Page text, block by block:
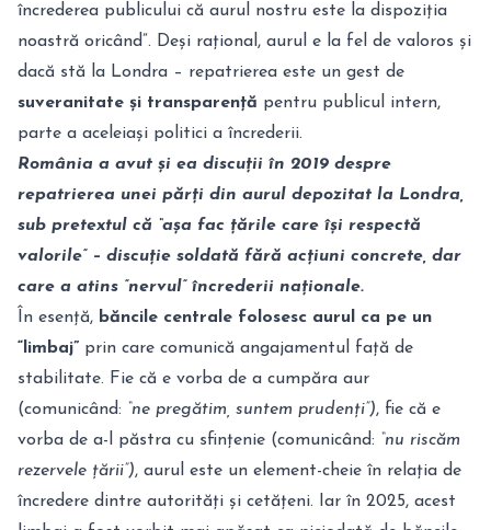
încrederea publicului că aurul nostru este la dispoziția
noastră oricând”. Deși rațional, aurul e la fel de valoros și
dacă stă la Londra – repatrierea este un gest de
suveranitate și transparență pentru publicul intern,
parte a aceleiași politici a încrederii.
România a avut și ea discuții în 2019 despre
repatrierea unei părți din aurul depozitat la Londra,
sub pretextul că “așa fac țările care își respectă
valorile” – discuție soldată fără acțiuni concrete, dar
care a atins ”nervul” încrederii naționale.
În esență, băncile centrale folosesc aurul ca pe un
“limbaj” prin care comunică angajamentul față de
stabilitate. Fie că e vorba de a cumpăra aur
(comunicând: “ne pregătim, suntem prudenți”), fie că e
vorba de a-l păstra cu sfințenie (comunicând: “nu riscăm
rezervele țării”), aurul este un element-cheie în relația de
încredere dintre autorități și cetățeni. Iar în 2025, acest